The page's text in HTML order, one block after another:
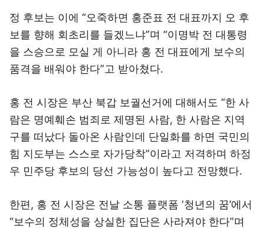
정 후보는 이에 “오죽하면 홍준표 전 대표까지 오 후
보를 향해 회초리를 들겠느냐”며 “이명박 전 대통령
을 스승으로 모실 게 아니라 홍 전 대표에게 보수의
품격을 배워야 한다”고 받아쳤다.
홍 전 시장은 부산 북갑 보궐선거에 대해서도 “한 사
람은 명예훼손 범죄로 제명된 사람, 한 사람은 지역
구를 떠났다 돌아온 사람인데 단일화를 하면 국민의
힘 지도부는 스스로 자가당착”이라고 저격하며 하정
우 민주당 후보의 당선 가능성이 높다고 전망했다.
한편, 홍 전 시장은 전날 소통 플랫폼 ‘청년의 꿈’에서
“보수의 정체성을 상실한 집단은 사라져야 한다”며